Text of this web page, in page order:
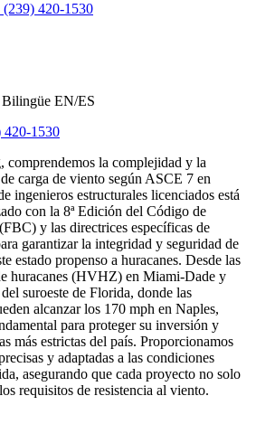
(239) 420-1530
Bilingüe EN/ES
420-1530
comprendemos la complejidad y la
carga de viento según ASCE 7 en
ingenieros estructurales licenciados está
con la 8ª Edición del Código de
y las directrices específicas de
garantizar la integridad y seguridad de
estado propenso a huracanes. Desde las
huracanes (HVHZ) en Miami-Dade y
suroeste de Florida, donde las
alcanzar los 170 mph en Naples,
para proteger su inversión y
más estrictas del país. Proporcionamos
y adaptadas a las condiciones
asegurando que cada proyecto no solo
requisitos de resistencia al viento.